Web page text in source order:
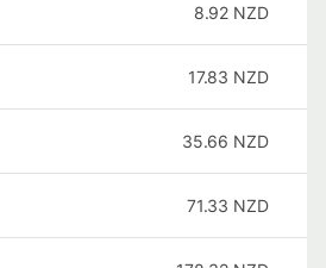
8.92 NZD
17.83 NZD
35.66 NZD
71.33 NZD